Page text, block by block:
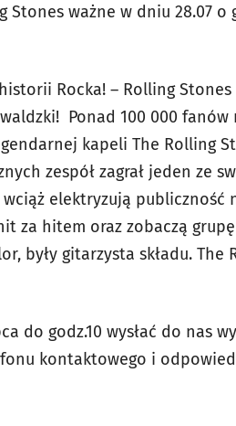
ważne w dniu 28.07 o
Rocka! – Rolling Stones
Ponad 100 000
kapeli The Rolling
zespół zagrał jeden ze
elektryzują publiczność
za hitem oraz zobaczą
były gitarzysta składu.
do godz.10 wysłać do nas
kontaktowego i